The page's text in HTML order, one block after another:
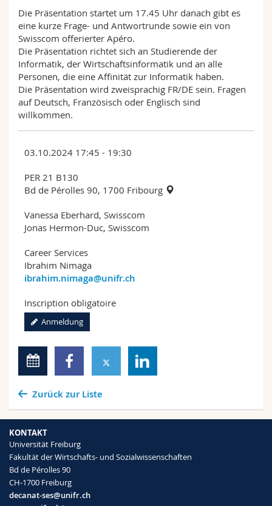
Die Präsentation startet um 17.45 Uhr danach gibt es
eine kurze Frage- und Antwortrunde sowie ein von
Swisscom offerierter Apéro.
Die Präsentation richtet sich an Studierende der
Informatik, der Wirtschaftsinformatik und an alle
Personen, die eine Affinität zur Informatik haben.
Die Präsentation wird zweisprachig FR/DE sein. Fragen
auf Deutsch, Französisch oder Englisch sind
willkommen.
03.10.2024 17:45 - 19:30
PER 21 B130
Bd de Pérolles 90, 1700 Fribourg
Vanessa Eberhard, Swisscom
Jonas Hermon-Duc, Swisscom
Career Services
Ibrahim Nimaga
ibrahim.nimaga@unifr.ch
Inscription obligatoire
Anmeldung
Zurück zur Liste
KONTAKT
Universität Freiburg
Fakultät der Wirtschafts- und Sozialwissenschaften
Bd de Pérolles 90
CH-1700 Freiburg
decanat-ses@unifr.ch